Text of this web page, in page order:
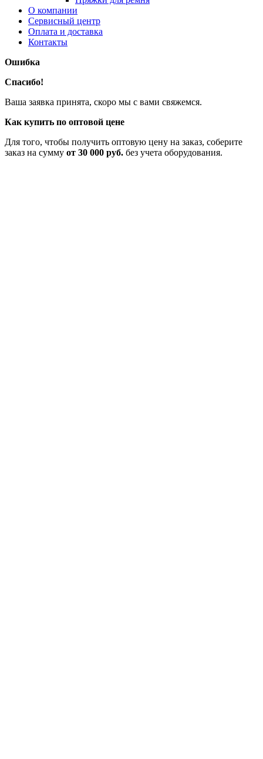
О компании
Сервисный центр
Оплата и доставка
Контакты
Ошибка
Спасибо!
Ваша заявка принята, скоро мы с вами свяжемся.
Как купить по оптовой цене
Для того, чтобы получить оптовую цену на заказ, соберите
заказ на сумму от 30 000 руб. без учета оборудования.